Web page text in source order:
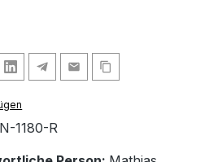
1180-R